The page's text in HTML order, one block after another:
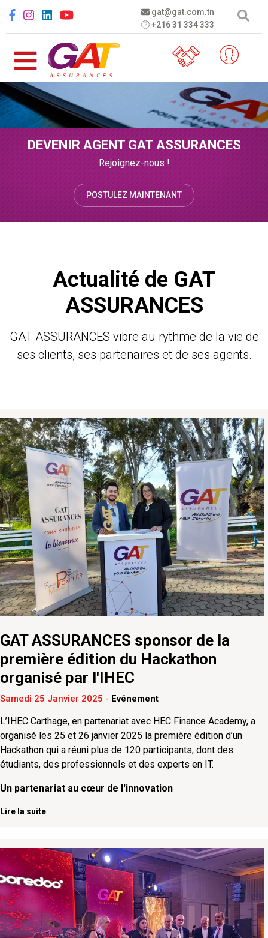
gat@gat.com.tn
+216 31 334 333
Social menu
DEVENIR AGENT GAT ASSURANCES
Rejoignez-nous !
POSTULEZ MAINTENANT
Actualité de GAT
ASSURANCES
GAT ASSURANCES vibre au rythme de la vie de
ses clients, ses partenaires et de ses agents.
GAT ASSURANCES sponsor de la
première édition du Hackathon
organisé par l'IHEC
Samedi 25 Janvier 2025 - Evénement
L’IHEC Carthage, en partenariat avec HEC Finance Academy, a
organisé les 25 et 26 janvier 2025 la première édition d’un
Hackathon qui a réuni plus de 120 participants, dont des
étudiants, des professionnels et des experts en IT.
Un partenariat au cœur de l'innovation
Lire la suite